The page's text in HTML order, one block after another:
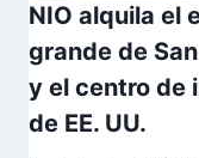
NIO alquila el
grande de
y el centro de
de EE. UU.